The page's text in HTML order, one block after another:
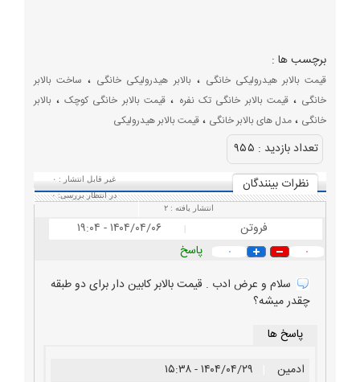
برچسب ها :
قیمت بالابر هیدرولیکی خانگی ،بالابر هیدرولیکی خانگی ، ساخت بالابر
خانگی ،قیمت بالابر خانگی تک نفره ، قیمت بالابر خانگی کوچک،بالابر
خانگی ، مدل های بالابر خانگی ، قیمت بالابر هیدرولیکی
تعداد بازديد : ۹۵۵
نظرات بينندگان
غیر قابل انتشار : ۰
در انتظار بررسی:۰
انتشار یافته :۲
فروتن | ۱۴۰۴/۰۴/۰۶ - ۱۹:۰۴
۰ ۰
پاسخ
سلام و عرض ادب . قیمت بالابر کابین دار برای دو طبقه
چقدر میشه؟
پاسخ ها
ادمین
۱۴۰۴/۰۴/۲۹ - ۱۵:۳۸